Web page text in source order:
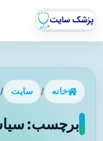
خانه / سایت /
برچسب: